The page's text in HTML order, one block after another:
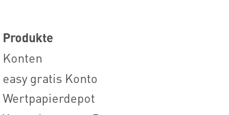
Produkte
Konten
easy gratis Konto
Wertpapierdepot